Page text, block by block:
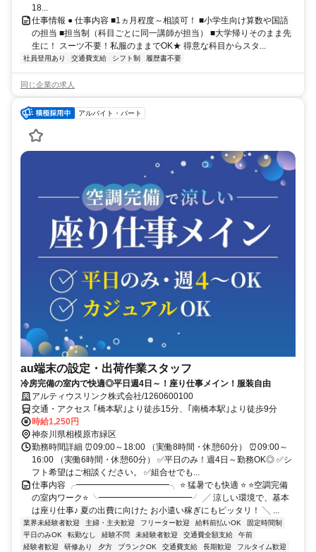
18...
仕事情報 ● 仕事内容 ■1ヵ月程度～相談可！ ■小学生向け算数や国語
の担当 ■担当制（科目ごとに同一講師が担当） ■大学帰りそのまま先
生に！ スーツ不要！私服のままでOK★ 得意な科目からスタ...
社員登用あり 交通費支給 シフト制 履歴書不要
同じ企業の求人
アルバイト・パート
au端末の設定・出荷作業スタッフ
冷房完備の室内で快適◎平日週4日～！座り仕事メイン！服装自由
アルティウスリンク株式会社/1260600100
交通・アクセス ｢橋本駅｣より徒歩15分、｢南橋本駅｣より徒歩9分
時給1,250円
神奈川県相模原市緑区
勤務時間詳細 ⏰09:00～18:00 （実働8時間・休憩60分） ⏰09:00～
16:00 （実働6時間・休憩60分） ✅平日のみ！週4日～勤務OK◎ ✅シ
フト希望はご相談ください。 ✅組合せでも...
仕事内容 ╭━━━━━━━━━━━╮ ⭐ 猛暑でも快適 ⭐ ⭐空調完備
の室内ワーク⭐ ╰━━━━━━━━━━━╯ ╱ 涼しい環境で、基本
は座り仕事♪ 夏の出費に向けた お小遣い稼ぎにもピッタリ！ ╲ ...
業界未経験者歓迎 主婦・主夫歓迎 フリーター歓迎 給料前払いOK
固定時間制
平日のみOK
転勤なし 経験不問 未経験者歓迎 交通費全額支給
午前
経験者歓迎
研修あり 夕方 ブランクOK 交通費支給 長期歓迎
フルタイム歓迎